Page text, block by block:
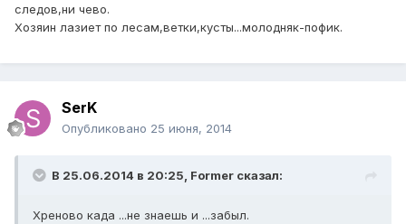
следов,ни чево.
Хозяин лазиет по лесам,ветки,кусты...молодняк-пофик.
SerK
Опубликовано 25 июня, 2014
В 25.06.2014 в 20:25, Former сказал:
Хреново када ...не знаешь и ...забыл.